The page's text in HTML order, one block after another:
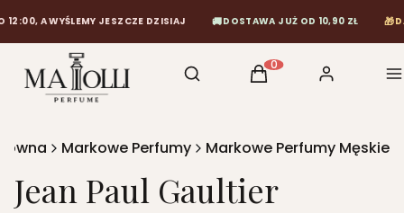
A WYŚLEMY JESZCZE DZISIAJ DOSTAWA JUŻ OD 10,90 ZŁ
Otwórz wyszukiwarkę
Szukaj Produkty w koszyku:
Koszyk Zaloguj się
Markowe Perfumy Markowe Perfumy Męskie
Jean Paul Gaultier